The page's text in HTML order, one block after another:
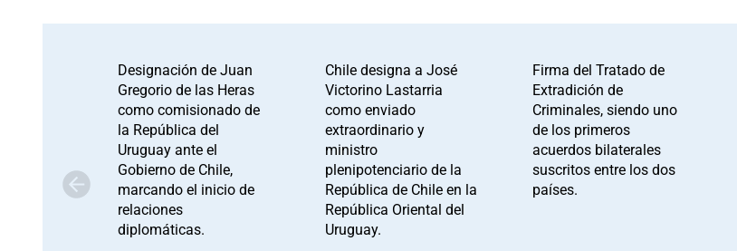
Designación de Juan
Gregorio de las Heras
como comisionado de
la República del
Uruguay ante el
Gobierno de Chile,
marcando el inicio de
relaciones
diplomáticas.
Chile designa a José
Victorino Lastarria
como enviado
extraordinario y
ministro
plenipotenciario de la
República de Chile en la
República Oriental del
Uruguay.
Firma del Tratado de
Extradición de
Criminales, siendo uno
de los primeros
acuerdos bilaterales
suscritos entre los dos
países.